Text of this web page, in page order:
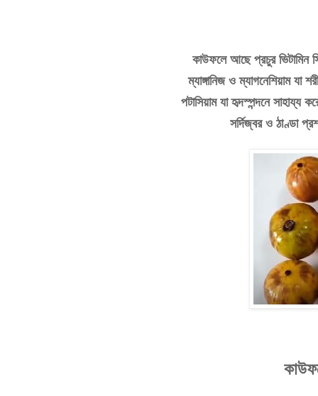
কাউফলে আছে প্রচুর ভিটামিন
ম্যাঙ্গানিজ ও ম্যাগনেশিয়াম যা
পটাসিয়াম যা হৃদস্পন্দনে সাহায্য
সর্দিজ্বর ও ঠাণ্ডা